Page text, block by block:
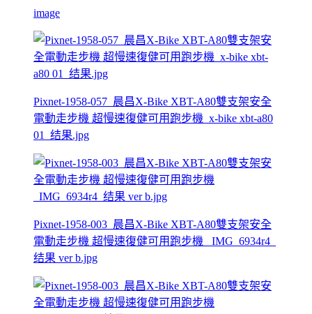
image
Pixnet-1958-057_晨昌X-Bike XBT-A80雙支架安全
電動走步機 超慢速復健可用跑步機_x-bike xbt-a80
01_结果.jpg
Pixnet-1958-003_晨昌X-Bike XBT-A80雙支架安全
電動走步機 超慢速復健可用跑步機 _IMG_6934r4_
结果 ver b.jpg